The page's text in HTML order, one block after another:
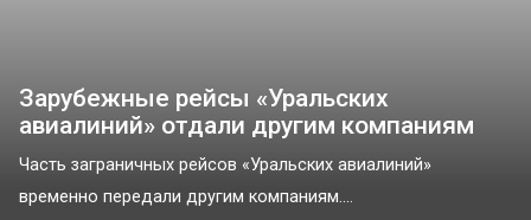
Зарубежные рейсы «Уральских
авиалиний» отдали другим компаниям
Часть заграничных рейсов «Уральских авиалиний»
временно передали другим компаниям....